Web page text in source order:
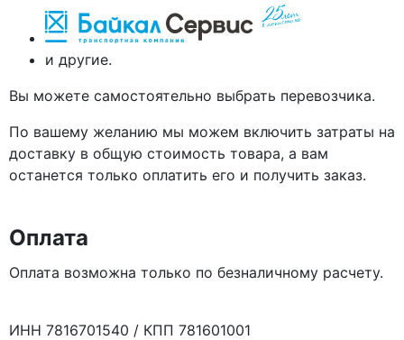
и другие.
Вы можете самостоятельно выбрать перевозчика.
По вашему желанию мы можем включить затраты на
доставку в общую стоимость товара, а вам
останется только оплатить его и получить заказ.
Оплата
Оплата возможна только по безналичному расчету.
ИНН 7816701540 / КПП 781601001